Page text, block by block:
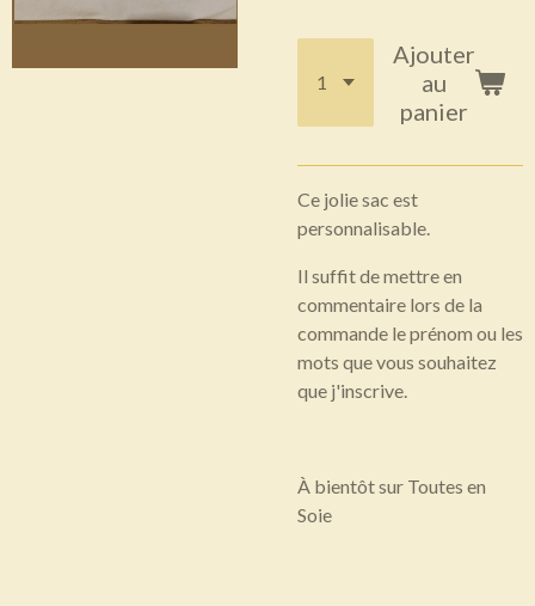
Ajouter
au
panier
Ce jolie sac est
personnalisable.
Il suffit de mettre en
commentaire lors de la
commande le prénom ou les
mots que vous souhaitez
que j'inscrive.
À bientôt sur Toutes en
Soie